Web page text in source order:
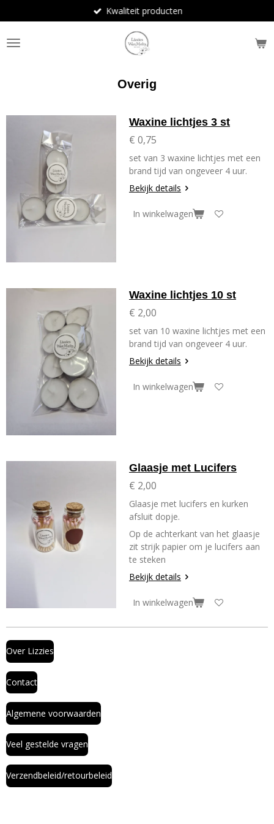
direct
naar
de
Kwaliteit producten
Overig
Waxine lichtjes 3 st
€ 0,75
set van 3 waxine lichtjes met een
brand tijd van ongeveer 4 uur.
Bekijk details
In winkelwagen
Waxine lichtjes 10 st
€ 2,00
set van 10 waxine lichtjes met een
brand tijd van ongeveer 4 uur.
Bekijk details
In winkelwagen
Glaasje met Lucifers
€ 2,00
Glaasje met lucifers en kurken
afsluit dopje.
Op de achterkant van het glaasje
zit strijk papier om je lucifers aan
te steken
Bekijk details
In winkelwagen
Over Lizzies
Contact
Algemene voorwaarden
Veel gestelde vragen
Verzendbeleid/retourbeleid